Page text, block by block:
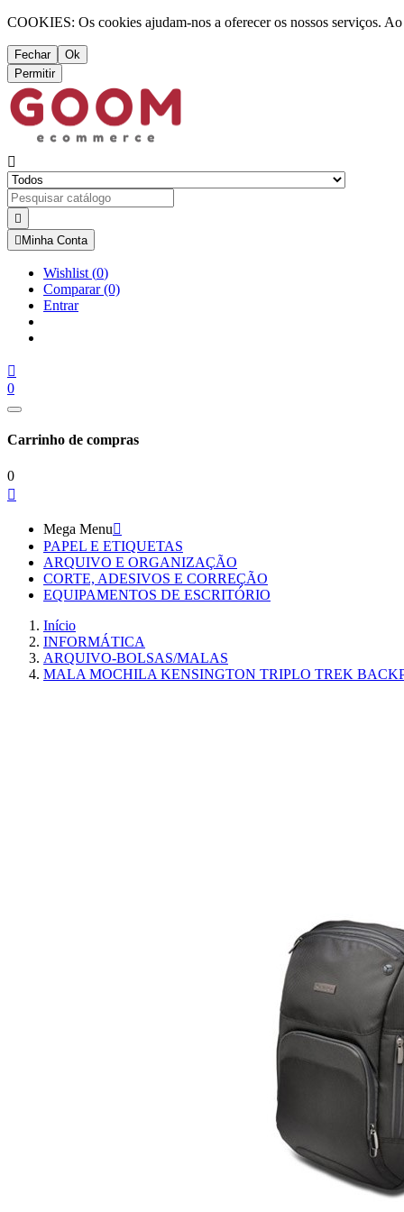
COOKIES: Os cookies ajudam-nos a oferecer os nossos serviços.
Fechar
Ok
Permitir


 Minha Conta
Wishlist (0)
Comparar(0)
Entrar

0
Carrinho de compras
0

Mega Menu
PAPEL E ETIQUETAS
ARQUIVO E ORGANIZAÇÃO
CORTE, ADESIVOS E CORREÇÃO
EQUIPAMENTOS DE ESCRITÓRIO
Início
INFORMÁTICA
ARQUIVO-BOLSAS/MALAS
MALA MOCHILA KENSINGTON TRIPLO TREK